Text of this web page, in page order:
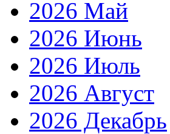
2026 Май
2026 Июнь
2026 Июль
2026 Август
2026 Декабрь